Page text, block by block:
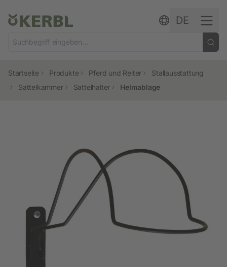
DE
Startseite Produkte Pferd und Reiter
Stallausstattung
Sattelkammer
Sattelhalter Helmablage